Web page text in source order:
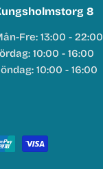
8
Fre: 13:00 - 22:00
10:00 - 16:00
10:00 - 16:00